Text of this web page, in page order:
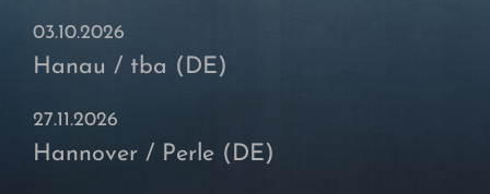
03.10.2026
Hanau / tba (DE)
27.11.2026
Hannover / Perle (DE)